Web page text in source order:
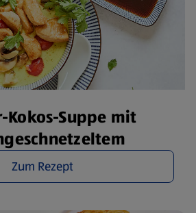
Kokos-Suppe mit
Zum Rezept